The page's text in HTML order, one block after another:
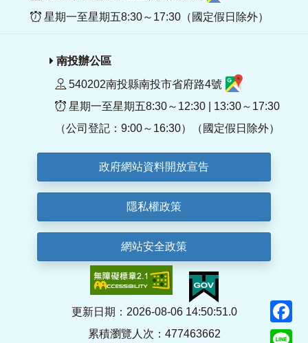
星期一至星期五8:30～17:30（國定假日除外）
南投辦公區
540202南投縣南投市省府路4號
星期一至星期五8:30～12:30 | 13:30～17:30
（公司登記：9:00～16:30）（國定假日除外）
政府網站資料開放宣告
隱私權政策
網站安全政策
更新日期：2026-08-06 14:50:51.0
累積瀏覽人次：477463662